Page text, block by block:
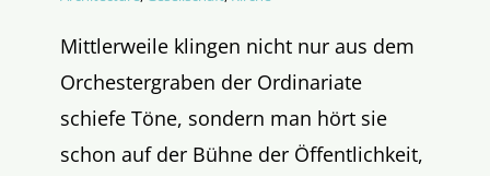
Mittlerweile klingen nicht nur aus dem
Orchestergraben der Ordinariate
schiefe Töne, sondern man hört sie
schon auf der Bühne der Öffentlichkeit,